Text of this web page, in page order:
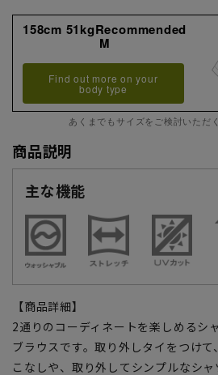
158cm 51kgRecommended
M
Find out more on your
body type
あくまでもサイズをご検討いただ
商品説明
主な機能
【商品詳細】
2通りのコーディネートを楽しめるシ
ブラウスです。取り外しタイをつけ
こなしや、取り外してシンプルなシ